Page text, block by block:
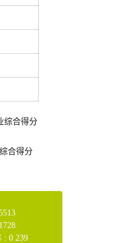
综合得分
合得分
: 0.239